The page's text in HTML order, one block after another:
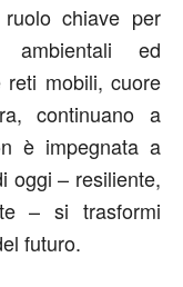
chiave per
ed
mobili, cuore
continuano a
è impegnata a
oggi – resiliente,
– si trasformi
futuro.